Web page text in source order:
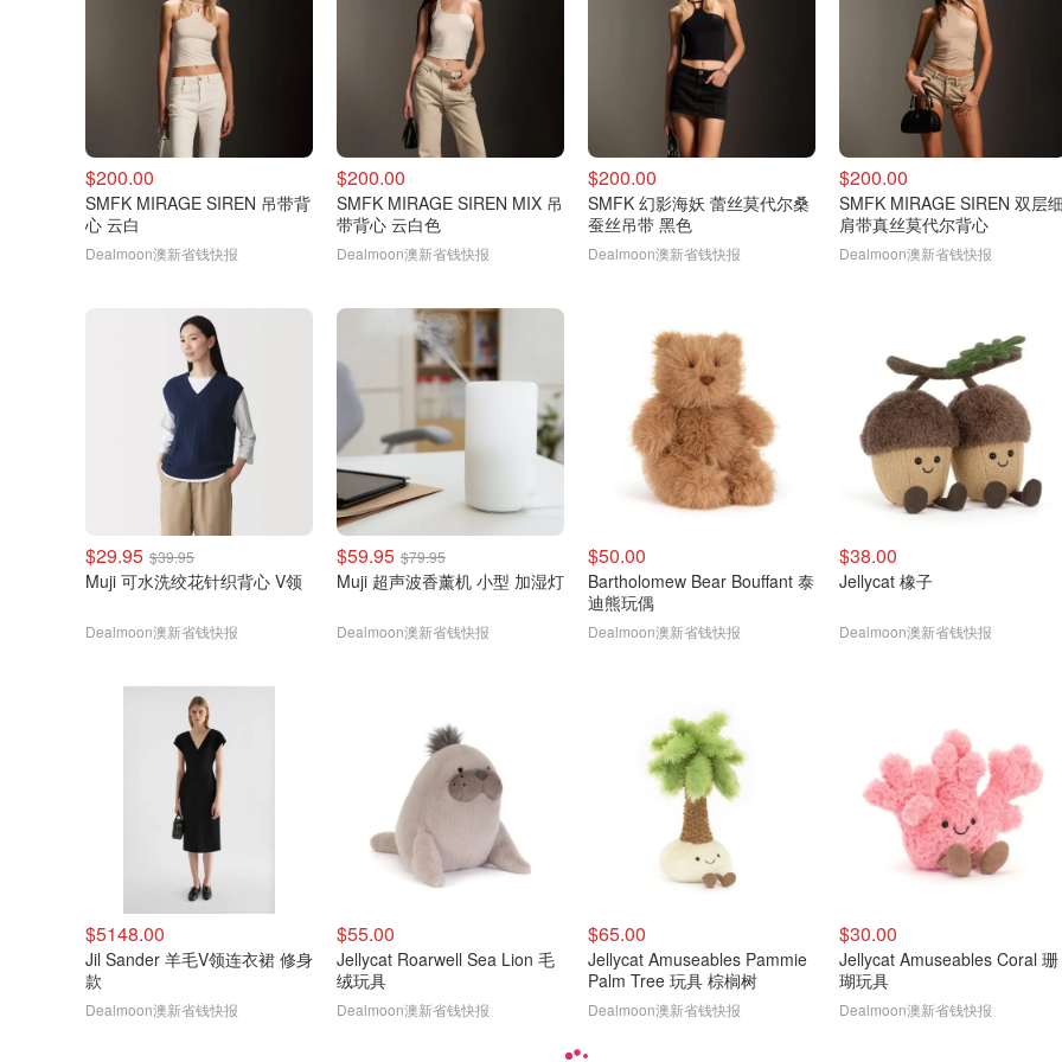
$200.00
SMFK MIRAGE SIREN 吊带背
心 云白
Dealmoon澳新省钱快报
$200.00
SMFK MIRAGE SIREN MIX 吊
带背心 云白色
Dealmoon澳新省钱快报
$200.00
SMFK 幻影海妖 蕾丝莫代尔桑
蚕丝吊带 黑色
Dealmoon澳新省钱快报
$200.00
SMFK MIRAGE SIREN 双层
肩带真丝莫代尔背心
Dealmoon澳新省钱快报
$29.95 $39.95
Muji 可水洗绞花针织背心 V领
Dealmoon澳新省钱快报
$59.95 $79.95
Muji 超声波香薰机 小型 加湿灯
Dealmoon澳新省钱快报
$50.00
Bartholomew Bear Bouffant 泰
迪熊玩偶
Dealmoon澳新省钱快报
$38.00
Jellycat 橡子
Dealmoon澳新省钱快报
$5148.00
Jil Sander 羊毛V领连衣裙 修身
款
Dealmoon澳新省钱快报
$55.00
Jellycat Roarwell Sea Lion 毛
绒玩具
Dealmoon澳新省钱快报
$65.00
Jellycat Amuseables Pammie
Palm Tree 玩具 棕榈树
Dealmoon澳新省钱快报
$30.00
Jellycat Amuseables Coral 珊
瑚玩具
Dealmoon澳新省钱快报